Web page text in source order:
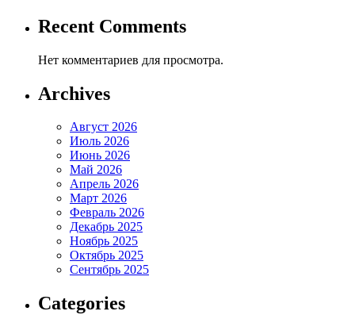
Recent Comments
Нет комментариев для просмотра.
Archives
Август 2026
Июль 2026
Июнь 2026
Май 2026
Апрель 2026
Март 2026
Февраль 2026
Декабрь 2025
Ноябрь 2025
Октябрь 2025
Сентябрь 2025
Categories